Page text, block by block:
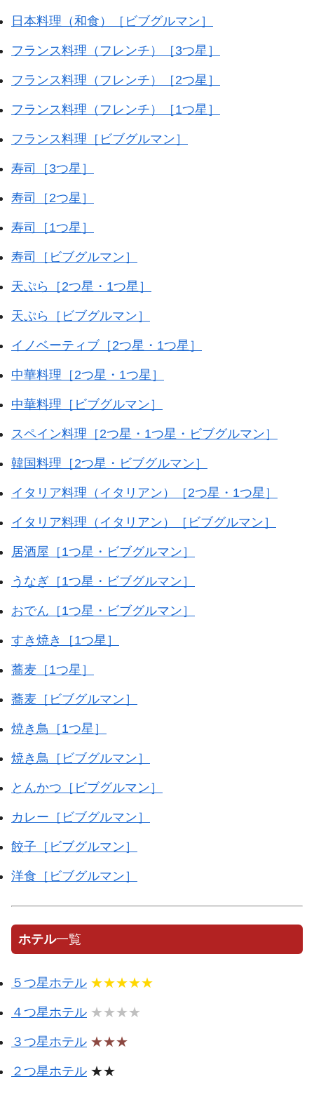
日本料理（和食）［ビブグルマン］
フランス料理（フレンチ）［3つ星］
フランス料理（フレンチ）［2つ星］
フランス料理（フレンチ）［1つ星］
フランス料理［ビブグルマン］
寿司［3つ星］
寿司［2つ星］
寿司［1つ星］
寿司［ビブグルマン］
天ぷら［2つ星・1つ星］
天ぷら［ビブグルマン］
イノベーティブ［2つ星・1つ星］
中華料理［2つ星・1つ星］
中華料理［ビブグルマン］
スペイン料理［2つ星・1つ星・ビブグルマン］
韓国料理［2つ星・ビブグルマン］
イタリア料理（イタリアン）［2つ星・1つ星］
イタリア料理（イタリアン）［ビブグルマン］
居酒屋［1つ星・ビブグルマン］
うなぎ［1つ星・ビブグルマン］
おでん［1つ星・ビブグルマン］
すき焼き［1つ星］
蕎麦［1つ星］
蕎麦［ビブグルマン］
焼き鳥［1つ星］
焼き鳥［ビブグルマン］
とんかつ［ビブグルマン］
カレー［ビブグルマン］
餃子［ビブグルマン］
洋食［ビブグルマン］
ホテル一覧
５つ星ホテル ★★★★★
４つ星ホテル ★★★★
３つ星ホテル ★★★
２つ星ホテル ★★